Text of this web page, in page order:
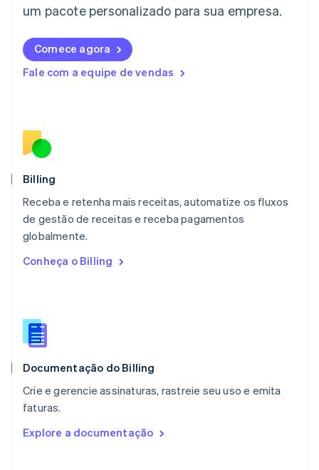
um pacote personalizado para sua empresa.
Comece agora
Fale com a equipe de vendas
Billing
Receba e retenha mais receitas, automatize os fluxos
de gestão de receitas e receba pagamentos
globalmente.
Conheça o Billing
Documentação do Billing
Crie e gerencie assinaturas, rastreie seu uso e emita
faturas.
Explore a documentação
Liechtenstein
Lituânia
English
Luxemburgo
English
México
Español
English
Nova Zelândia
English
Nederlands English
Português
RAE de Hong Kong, China
Reino Unido
República Tcheca
English
English